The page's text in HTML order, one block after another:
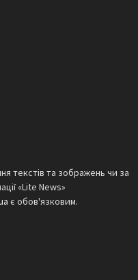
текстів та зображень чи за
«Lite News»
є обов'язковим.